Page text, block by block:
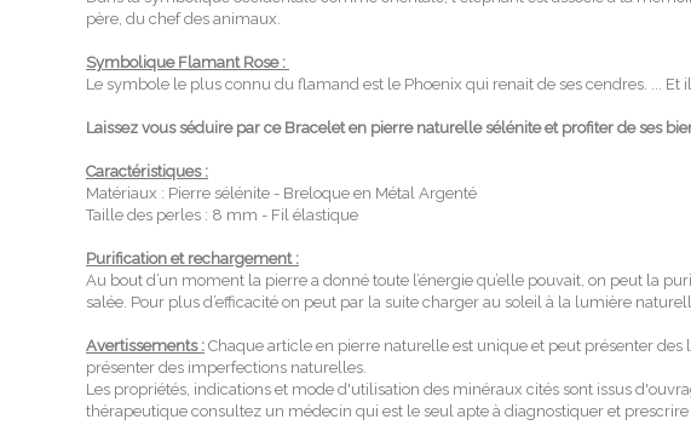
père, du chef des animaux.
Symbolique Flamant Rose :
Le symbole le plus connu du flamand est le Phoenix qui renait de ses cendres. ...
Laissez vous séduire par ce Bracelet en pierre naturelle sélénite et profiter de ses
Caractéristiques :
Matériaux : Pierre sélénite - Breloque en Métal Argenté
Taille des perles : 8 mm - Fil élastique
Purification et rechargement :
Au bout d’un moment la pierre a donné toute l’énergie qu’elle pouvait, on peut la
salée. Pour plus d’efficacité on peut par la suite charger au soleil à la lumière
Avertissements : Chaque article en pierre naturelle est unique et peut présenter
présenter des imperfections naturelles.
Les propriétés, indications et mode d'utilisation des minéraux cités sont issus
thérapeutique consultez un médecin qui est le seul apte à diagnostiquer et